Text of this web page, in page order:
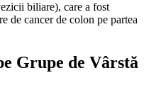
biliare), care a fost
de cancer de colon pe partea
Grupe de Vârstă